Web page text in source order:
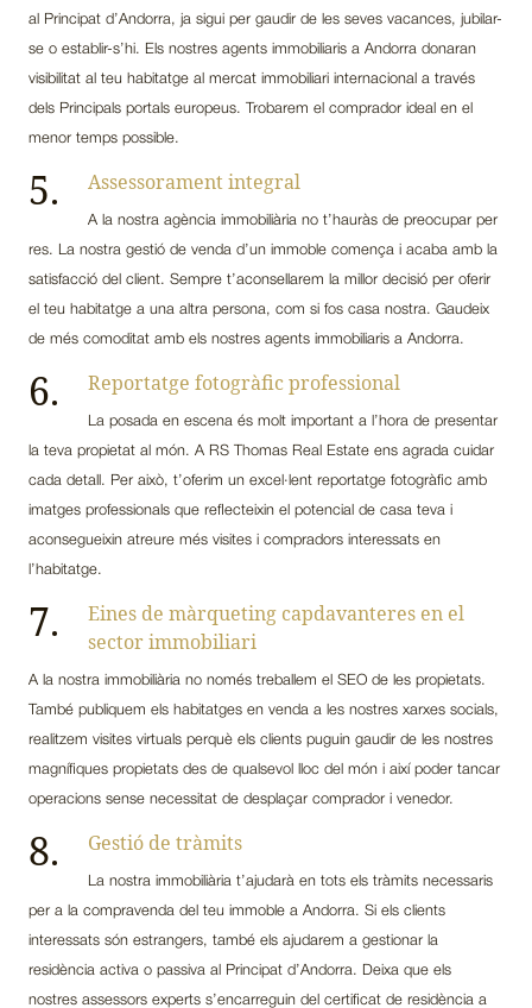
al Principat d’Andorra, ja sigui per gaudir de les seves vacances, jubilar-
se o establir-s’hi. Els nostres agents immobiliaris a Andorra donaran
visibilitat al teu habitatge al mercat immobiliari internacional a través
dels Principals portals europeus. Trobarem el comprador ideal en el
menor temps possible.
5. Assessorament integral
A la nostra agència immobiliària no t’hauràs de preocupar per
res. La nostra gestió de venda d’un immoble comença i acaba amb la
satisfacció del client. Sempre t’aconsellarem la millor decisió per oferir
el teu habitatge a una altra persona, com si fos casa nostra. Gaudeix
de més comoditat amb els nostres agents immobiliaris a Andorra.
6. Reportatge fotogràfic professional
La posada en escena és molt important a l’hora de presentar
la teva propietat al món. A RS Thomas Real Estate ens agrada cuidar
cada detall. Per això, t’oferim un excel·lent reportatge fotogràfic amb
imatges professionals que reflecteixin el potencial de casa teva i
aconsegueixin atreure més visites i compradors interessats en
l’habitatge.
7.
Eines de màrqueting capdavanteres en el
sector immobiliari
A la nostra immobiliària no només treballem el SEO de les propietats.
També publiquem els habitatges en venda a les nostres xarxes socials,
realitzem visites virtuals perquè els clients puguin gaudir de les nostres
magnífiques propietats des de qualsevol lloc del món i així poder tancar
operacions sense necessitat de desplaçar comprador i venedor.
8. Gestió de tràmits
La nostra immobiliària t’ajudarà en tots els tràmits necessaris
per a la compravenda del teu immoble a Andorra. Si els clients
interessats són estrangers, també els ajudarem a gestionar la
residència activa o passiva al Principat d’Andorra. Deixa que els
nostres assessors experts s’encarreguin del certificat de residència a